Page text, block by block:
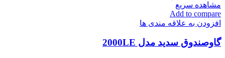
مشاهده سریع
Add to compare
افزودن به علاقه مندی ها
گاوصندوق سدید مدل 2000LE